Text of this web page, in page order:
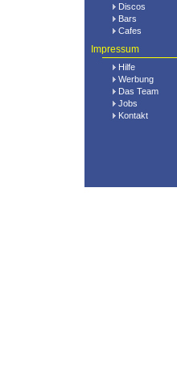
Discos
Bars
Cafes
Impressum
Hilfe
Werbung
Das Team
Jobs
Kontakt